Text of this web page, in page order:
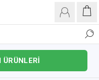
ÜRÜNLERİ